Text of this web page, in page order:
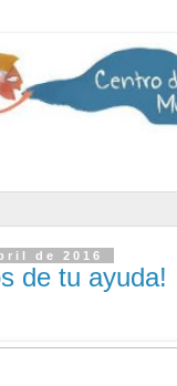
de 2016
de tu ayuda!